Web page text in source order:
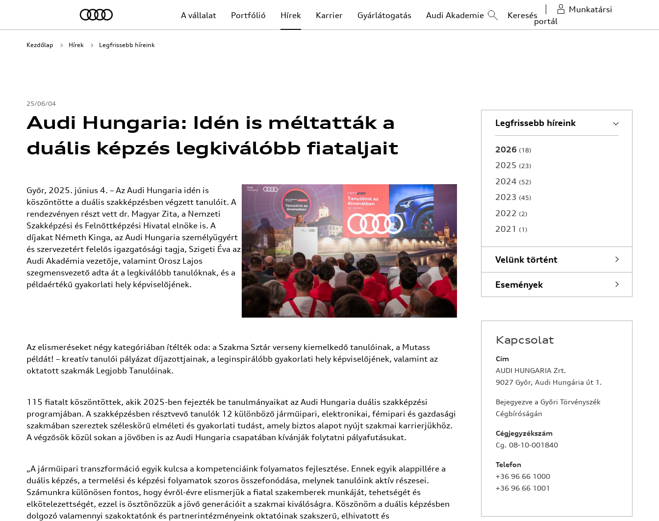
A vállalat Portfólió Hírek Karrier Gyárlátogatás Audi Akademie
Munkatársi
portál
Kezdőlap Hírek Legfrissebb híreink
25/06/04
Audi Hungaria: Idén is méltatták a
duális képzés legkiválóbb fiataljait
Győr, 2025. június 4. – Az Audi Hungaria idén is
köszöntötte a duális szakképzésben végzett tanulóit. A
rendezvényen részt vett dr. Magyar Zita, a Nemzeti
Szakképzési és Felnőttképzési Hivatal elnöke is. A
díjakat Németh Kinga, az Audi Hungaria személyügyért
és szervezetért felelős igazgatósági tagja, Szigeti Éva az
Audi Akadémia vezetője, valamint Orosz Lajos
szegmensvezető adta át a legkiválóbb tanulóknak, és a
példaértékű gyakorlati hely képviselőjének.
Az elismeréseket négy kategóriában ítélték oda: a Szakma Sztár verseny kiemelkedő tanulóinak, a Mutass
példát! – kreatív tanulói pályázat díjazottjainak, a leginspirálóbb gyakorlati hely képviselőjének, valamint az
oktatott szakmák Legjobb Tanulóinak.
115 fiatalt köszöntöttek, akik 2025-ben fejezték be tanulmányaikat az Audi Hungaria duális szakképzési
programjában. A szakképzésben résztvevő tanulók 12 különböző járműipari, elektronikai, fémipari és gazdasági
szakmában szereztek széleskörű elméleti és gyakorlati tudást, amely biztos alapot nyújt szakmai karrierjükhöz.
A végzősök közül sokan a jövőben is az Audi Hungaria csapatában kívánják folytatni pályafutásukat.
„A járműipari transzformáció egyik kulcsa a kompetenciáink folyamatos fejlesztése. Ennek egyik alappillére a
duális képzés, a termelési és képzési folyamatok szoros összefonódása, melynek tanulóink aktív részesei.
Számunkra különösen fontos, hogy évről-évre elismerjük a fiatal szakemberek munkáját, tehetségét és
elkötelezettségét, ezzel is ösztönözzük a jövő generációit a szakmai kiválóságra. Köszönöm a duális képzésben
dolgozó valamennyi szakoktatónk és partnerintézményeink oktatóinak szakszerű, elhivatott és
Legfrissebb híreink
2026 18
2025 23
2024 52
2023 45
2022 2
2021 1
Velünk történt
Események
Kapcsolat
Cím
AUDI HUNGARIA Zrt.
9027 Győr, Audi Hungária út 1.
Bejegyezve a Győri Törvényszék
Cégbíróságán
Cégjegyzékszám
Cg. 08-10-001840
Telefon
+36 96 66 1000
+36 96 66 1001